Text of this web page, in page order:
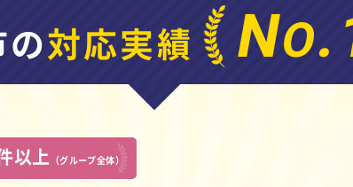
対応実績 NO
以上 （グループ全体）